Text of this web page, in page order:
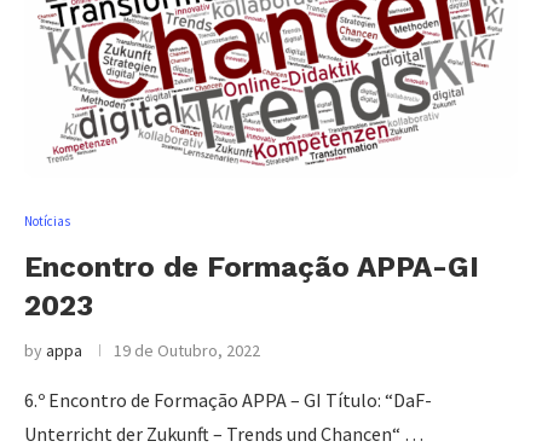
Notícias
Encontro de Formação APPA-GI
2023
byappa 19 de Outubro, 2022
6.º Encontro de Formação APPA – GI Título: “DaF-
Unterricht der Zukunft – Trends und Chancen“ …